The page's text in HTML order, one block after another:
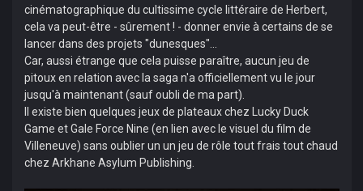
cinématographique du cultissime cycle littéraire de Herbert,
cela va peut-être - sûrement ! - donner envie à certains de se
lancer dans des projets "dunesques"...
Car, aussi étrange que cela puisse paraître, aucun jeu de
pitoux en relation avec la saga n'a officiellement vu le jour
jusqu'à maintenant (sauf oubli de ma part).
Il existe bien quelques jeux de plateaux chez Lucky Duck
Game et Gale Force Nine (en lien avec le visuel du film de
Villeneuve) sans oublier un un jeu de rôle tout frais tout chaud
chez Arkhane Asylum Publishing.